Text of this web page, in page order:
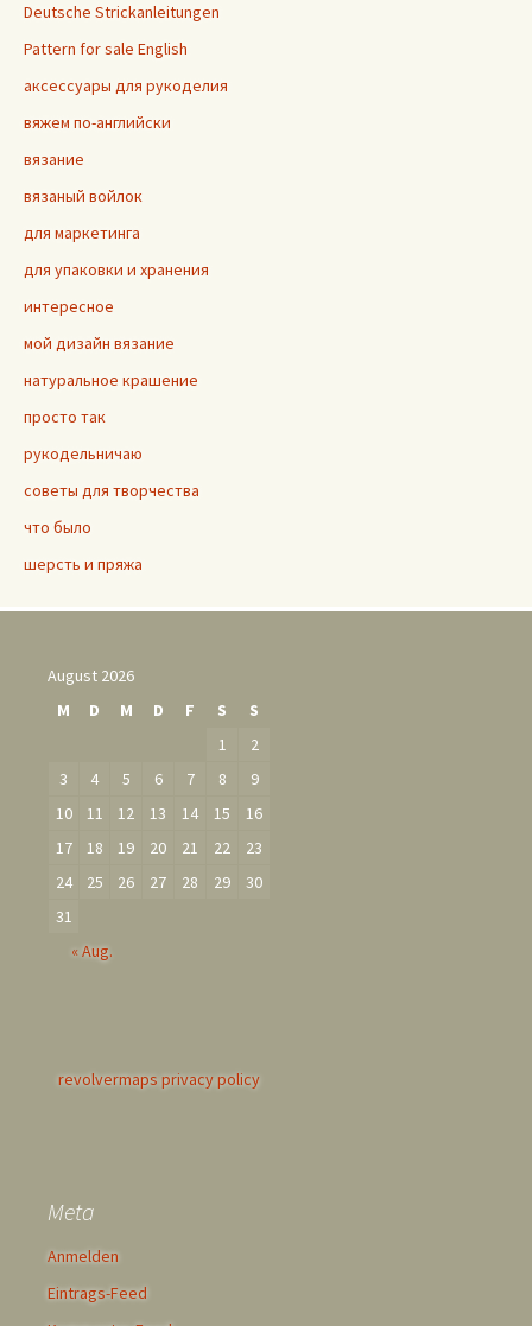
Deutsche Strickanleitungen
Pattern for sale English
аксессуары для рукоделия
вяжем по-английски
вязание
вязаный войлок
для маркетинга
для упаковки и хранения
интересное
мой дизайн вязание
натуральное крашение
просто так
рукодельничаю
советы для творчества
что было
шерсть и пряжа
August 2026
M
D M D F S
S
1
2
3
4 5 6 7 8
9
10
11 12 13 14 15
16
17
18 19 20 21 22
23
24
25 26 27 28 29
30
31
« Aug.
revolvermaps privacy policy
Meta
Anmelden
Eintrags-Feed